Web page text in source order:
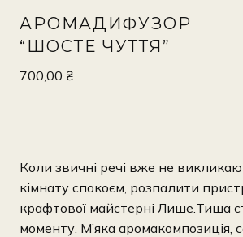
АРОМАДИФУЗОР
“ШОСТЕ ЧУТТЯ”
700,00 ₴
Коли звичні речі вже не
кімнату спокоєм, розпалити
крафтової майстерні Лише.Тиша
моменту. М’яка аромакомпозиція,